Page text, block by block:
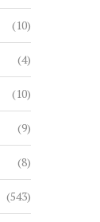
(10)
(4)
(10)
(9)
(8)
(543)